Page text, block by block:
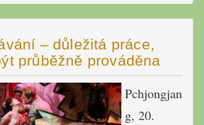
– důležitá práce,
průběžně prováděna
Pchjongjan
g, 20.